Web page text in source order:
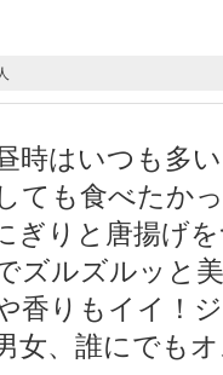
時はいつも多
ても食べたか
ぎりと唐揚げ
ズルズルッと
香りもイイ！
女、誰にでも